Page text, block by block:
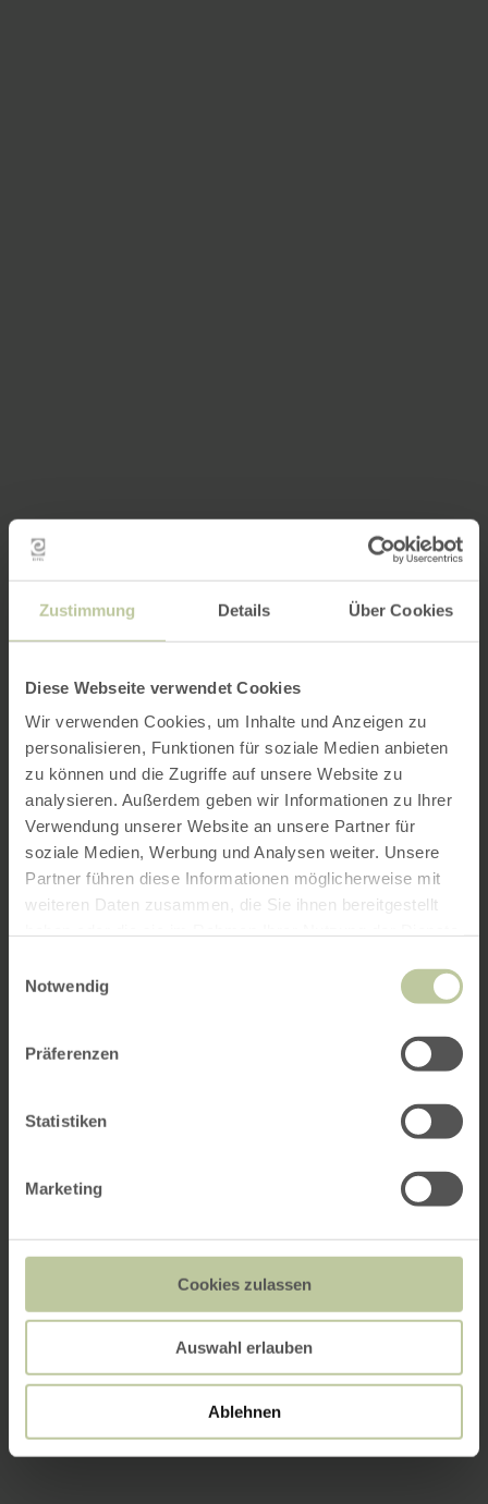
Zustimmung Details Über Cookies
Diese Webseite verwendet Cookies
Wir verwenden Cookies, um Inhalte und Anzeigen zu
personalisieren, Funktionen für soziale Medien anbieten
zu können und die Zugriffe auf unsere Website zu
analysieren. Außerdem geben wir Informationen zu Ihrer
Verwendung unserer Website an unsere Partner für
soziale Medien, Werbung und Analysen weiter. Unsere
Partner führen diese Informationen möglicherweise mit
weiteren Daten zusammen, die Sie ihnen bereitgestellt
Notwendig
Präferenzen
Statistiken
Marketing
Cookies zulassen
Auswahl erlauben
Ablehnen